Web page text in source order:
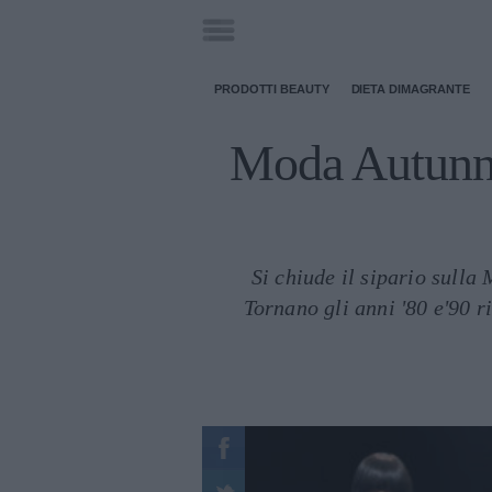
PRODOTTI BEAUTY DIETA DIMAGRANTE
Moda
Si chiude il sipario sulla
Tornano gli anni '80 e'90